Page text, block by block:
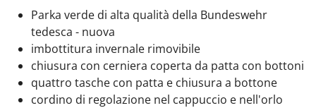
Parka verde di alta qualità della Bundeswehr
tedesca - nuova
imbottitura invernale rimovibile
chiusura con cerniera coperta da patta con bottoni
quattro tasche con patta e chiusura a bottone
cordino di regolazione nel cappuccio e nell'orlo